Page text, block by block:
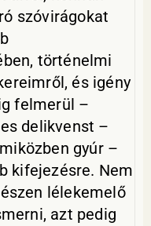
szóvirágokat
történelmi
és igény
felmerül –
delikvenst –
gyúr –
kifejezésre. Nem
lélekemelő
azt pedig